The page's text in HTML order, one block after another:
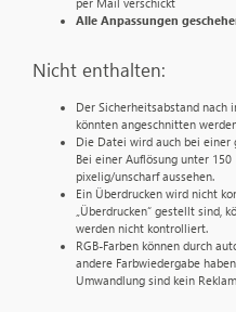
Alle Anpassungen
Nicht enthalten:
Der Sicherheitsabstand nach
könnten angeschnitten
Die Datei wird auch bei einer
Bei einer Auflösung unter
pixelig/unscharf aussehen.
Ein Überdrucken wird nicht
„Überdrucken“ gestellt sind,
werden nicht kontrolliert.
RGB-Farben können durch
andere Farbwiedergabe
Umwandlung sind kein